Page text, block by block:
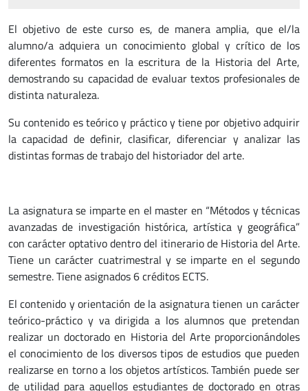
El objetivo de este curso es, de manera amplia, que el/la
alumno/a adquiera un conocimiento global y crítico de los
diferentes formatos en la escritura de la Historia del Arte,
demostrando su capacidad de evaluar textos profesionales de
distinta naturaleza.
Su contenido es teórico y práctico y tiene por objetivo adquirir
la capacidad de definir, clasificar, diferenciar y analizar las
distintas formas de trabajo del historiador del arte.
La asignatura se imparte en el master en “Métodos y técnicas
avanzadas de investigación histórica, artística y geográfica”
con carácter optativo dentro del itinerario de Historia del Arte.
Tiene un carácter cuatrimestral y se imparte en el segundo
semestre. Tiene asignados 6 créditos ECTS.
El contenido y orientación de la asignatura tienen un carácter
teórico-práctico y va dirigida a los alumnos que pretendan
realizar un doctorado en Historia del Arte proporcionándoles
el conocimiento de los diversos tipos de estudios que pueden
realizarse en torno a los objetos artísticos. También puede ser
de utilidad para aquellos estudiantes de doctorado en otras